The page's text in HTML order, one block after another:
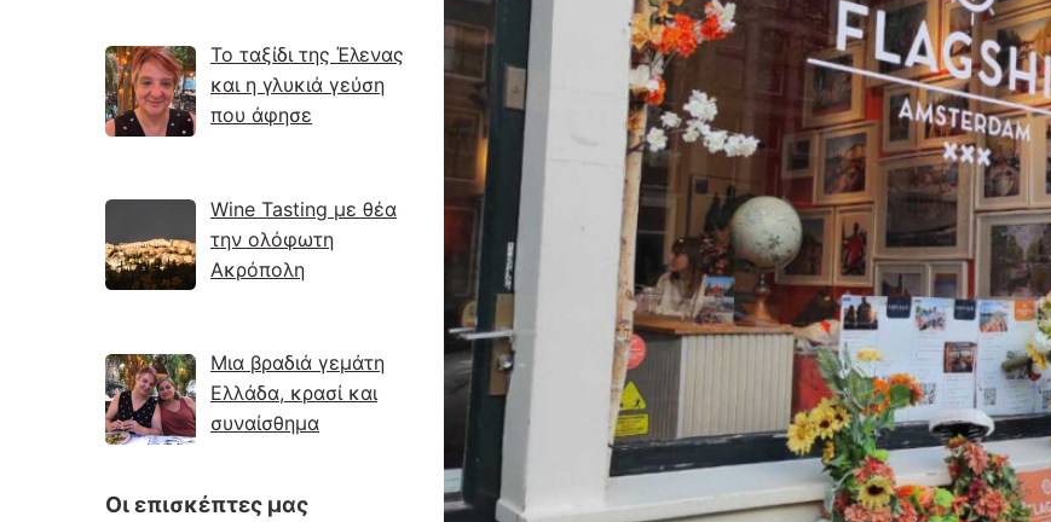
Το ταξίδι της Έλενας
και η γλυκιά γεύση
που άφησε
Wine Tasting με θέα
την ολόφωτη
Ακρόπολη
Μια βραδιά γεμάτη
Ελλάδα, κρασί και
συναίσθημα
Οι επισκέπτες μας